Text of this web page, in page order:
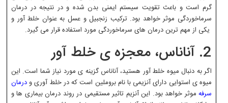
گرم است و باعث تقویت سیستم ایمنی بدن شده و در نتیجه در درمان
سرماخوردگی موثر خواهد بود. ترکیب زنجبیل و عسل به عنوان خلط آور و
یکی از مهم ترین درمان های سرماخوردگی مورد استفاده قرار می گیرد.
2. آناناس، معجزه ی خلط آور
اگر به دنبال میوه خلط آور هستید، آناناس گزینه ی مورد نیاز شما است. این
میوه ی استوایی دارای آنزیمی با نام بروملین است که در خلط آوری ودرمان
سرفه موثر خواهد بود. این آنزیم تاثیر مستقیمی در روند درمان بیماری ها و